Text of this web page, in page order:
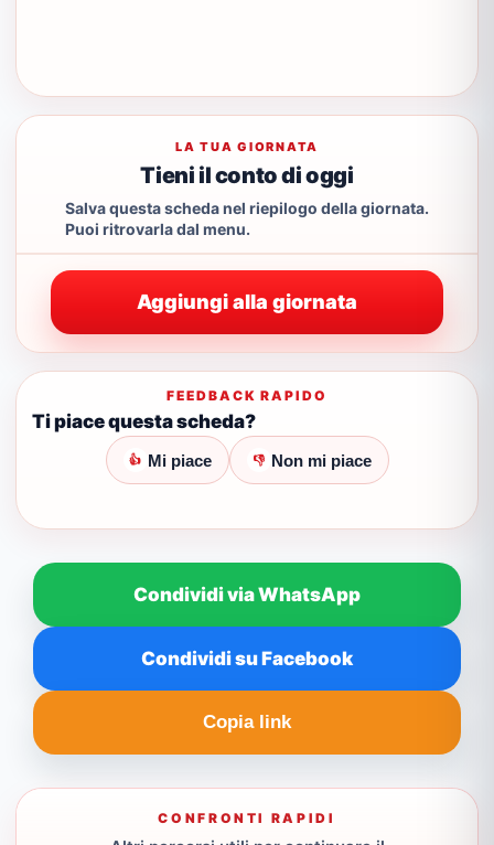
LA TUA GIORNATA
Tieni il conto di oggi
Salva questa scheda nel riepilogo della giornata.
Puoi ritrovarla dal menu.
Aggiungi alla giornata
FEEDBACK RAPIDO
Ti piace questa scheda?
👍 Mi piace 👎 Non mi piace
Condividi via WhatsApp
Condividi su Facebook
Copia link
CONFRONTI RAPIDI